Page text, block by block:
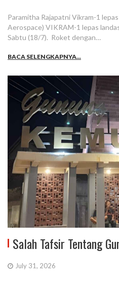
Paramitha Rajapatni Vikram-1
Aerospace) VIKRAM-1 lepas
Sabtu (18/7). Roket dengan…
BACA SELENGKAPNYA...
Salah Tafsir Tentang
July 31, 2026